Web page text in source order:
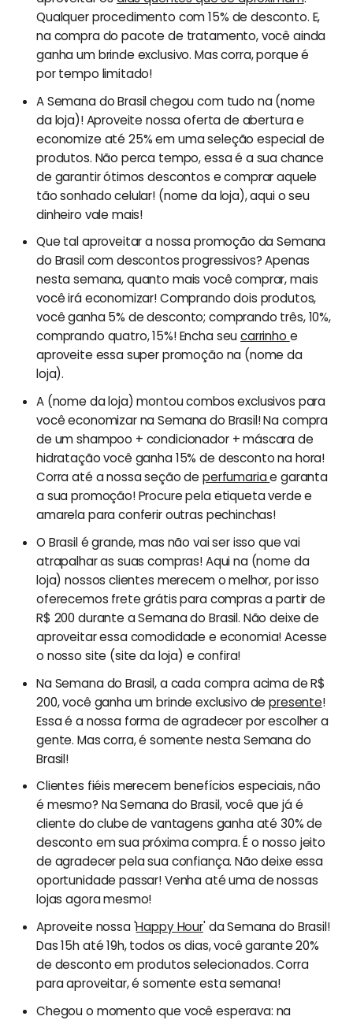
Qualquer procedimento com 15% de desconto. E,
na compra do pacote de tratamento, você ainda
ganha um brinde exclusivo. Mas corra, porque é
por tempo limitado!
A Semana do Brasil chegou com tudo na (nome
da loja)! Aproveite nossa oferta de abertura e
economize até 25% em uma seleção especial de
produtos. Não perca tempo, essa é a sua chance
de garantir ótimos descontos e comprar aquele
tão sonhado celular! (nome da loja), aqui o seu
dinheiro vale mais!
Que tal aproveitar a nossa promoção da Semana
do Brasil com descontos progressivos? Apenas
nesta semana, quanto mais você comprar, mais
você irá economizar! Comprando dois produtos,
você ganha 5% de desconto; comprando três, 10%,
comprando quatro, 15%! Encha seucarrinho e
aproveite essa super promoção na (nome da
loja).
A (nome da loja) montou combos exclusivos para
você economizar na Semana do Brasil! Na compra
de um shampoo + condicionador + máscara de
hidratação você ganha 15% de desconto na hora!
Corra até a nossa seção de perfumariae garanta
a sua promoção! Procure pela etiqueta verde e
amarela para conferir outras pechinchas!
O Brasil é grande, mas não vai ser isso que vai
atrapalhar as suas compras! Aqui na (nome da
loja) nossos clientes merecem o melhor, por isso
oferecemos frete grátis para compras a partir de
R$ 200 durante a Semana do Brasil. Não deixe de
aproveitar essa comodidade e economia! Acesse
o nosso site (site da loja) e confira!
Na Semana do Brasil, a cada compra acima de R$
200, você ganha um brinde exclusivo depresente!
Essa é a nossa forma de agradecer por escolher a
gente. Mas corra, é somente nesta Semana do
Brasil!
Clientes fiéis merecem benefícios especiais, não
é mesmo? Na Semana do Brasil, você que já é
cliente do clube de vantagens ganha até 30% de
desconto em sua próxima compra. É o nosso jeito
de agradecer pela sua confiança. Não deixe essa
oportunidade passar! Venha até uma de nossas
lojas agora mesmo!
Aproveite nossa 'Happy Hour' da Semana do Brasil!
Das 15h até 19h, todos os dias, você garante 20%
de desconto em produtos selecionados. Corra
para aproveitar, é somente esta semana!
Chegou o momento que você esperava: na